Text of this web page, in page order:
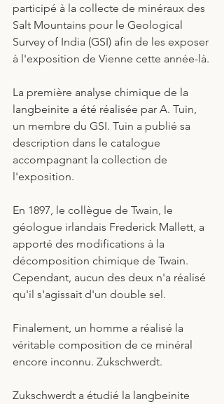
participé à la collecte de minéraux des
Salt Mountains pour le Geological
Survey of India (GSI) afin de les exposer
à l'exposition de Vienne cette année-là.
La première analyse chimique de la
langbeinite a été réalisée par A. Tuin,
un membre du GSI. Tuin a publié sa
description dans le catalogue
accompagnant la collection de
l'exposition.
En 1897, le collègue de Twain, le
géologue irlandais Frederick Mallett, a
apporté des modifications à la
décomposition chimique de Twain.
Cependant, aucun des deux n'a réalisé
qu'il s'agissait d'un double sel.
Finalement, un homme a réalisé la
véritable composition de ce minéral
encore inconnu. Zukschwerdt.
Zukschwerdt a étudié la langbeinite